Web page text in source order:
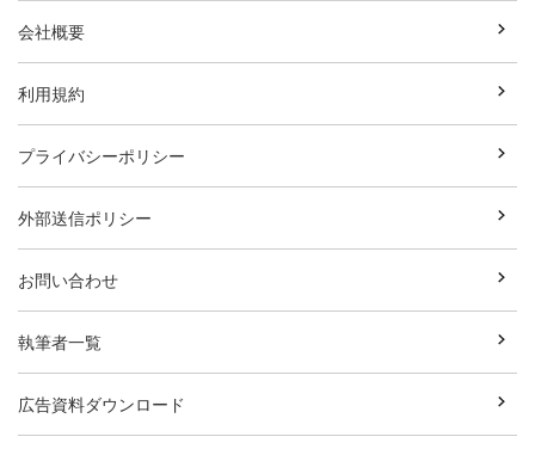
会社概要
利用規約
プライバシーポリシー
外部送信ポリシー
お問い合わせ
執筆者一覧
広告資料ダウンロード